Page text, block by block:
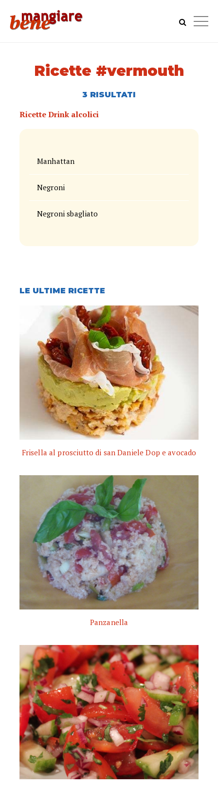
Ricette #vermouth
3 RISULTATI
Ricette Drink alcolici
Manhattan
Negroni
Negroni sbagliato
LE ULTIME RICETTE
Frisella al prosciutto di san Daniele Dop e avocado
Panzanella